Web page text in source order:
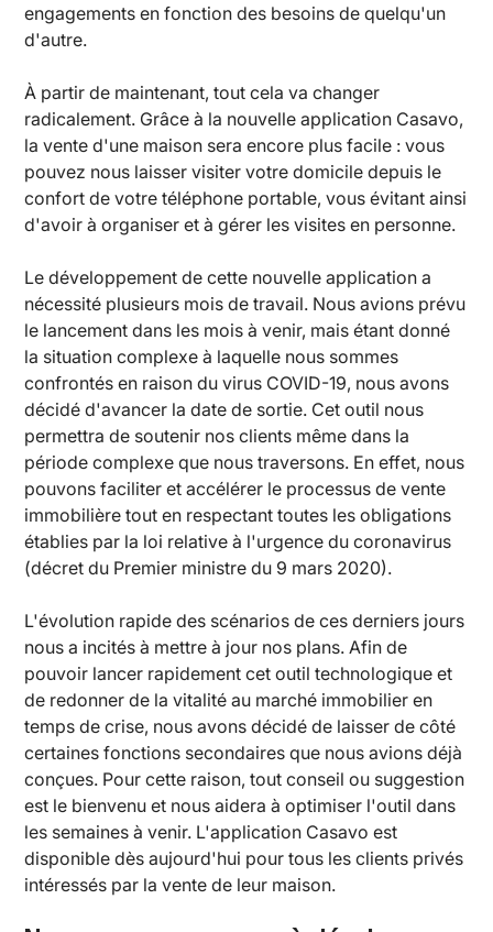
engagements en fonction des besoins de quelqu'un
d'autre.
À partir de maintenant, tout cela va changer
radicalement. Grâce à la nouvelle application Casavo,
la vente d'une maison sera encore plus facile : vous
pouvez nous laisser visiter votre domicile depuis le
confort de votre téléphone portable, vous évitant ainsi
d'avoir à organiser et à gérer les visites en personne.
Le développement de cette nouvelle application a
nécessité plusieurs mois de travail. Nous avions prévu
le lancement dans les mois à venir, mais étant donné
la situation complexe à laquelle nous sommes
confrontés en raison du virus COVID-19, nous avons
décidé d'avancer la date de sortie. Cet outil nous
permettra de soutenir nos clients même dans la
période complexe que nous traversons. En effet, nous
pouvons faciliter et accélérer le processus de vente
immobilière tout en respectant toutes les obligations
établies par la loi relative à l'urgence du coronavirus
(décret du Premier ministre du 9 mars 2020).
L'évolution rapide des scénarios de ces derniers jours
nous a incités à mettre à jour nos plans. Afin de
pouvoir lancer rapidement cet outil technologique et
de redonner de la vitalité au marché immobilier en
temps de crise, nous avons décidé de laisser de côté
certaines fonctions secondaires que nous avions déjà
conçues. Pour cette raison, tout conseil ou suggestion
est le bienvenu et nous aidera à optimiser l'outil dans
les semaines à venir. L'application Casavo est
disponible dès aujourd'hui pour tous les clients privés
intéressés par la vente de leur maison.